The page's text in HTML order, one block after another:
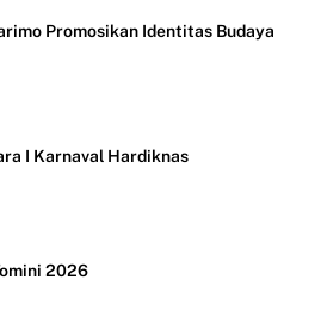
Promosikan Identitas Budaya
I Karnaval Hardiknas
2026